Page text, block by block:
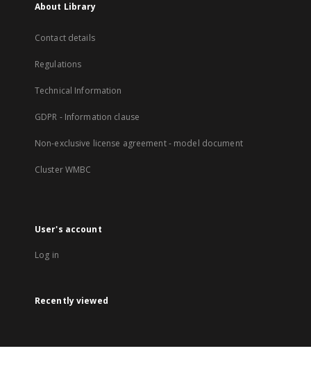
About Library
Contact details
Regulations
Technical Information
GDPR - Information clause
Non-exclusive license agreement - model document
Cluster WMBC
User's account
Log in
Recently viewed